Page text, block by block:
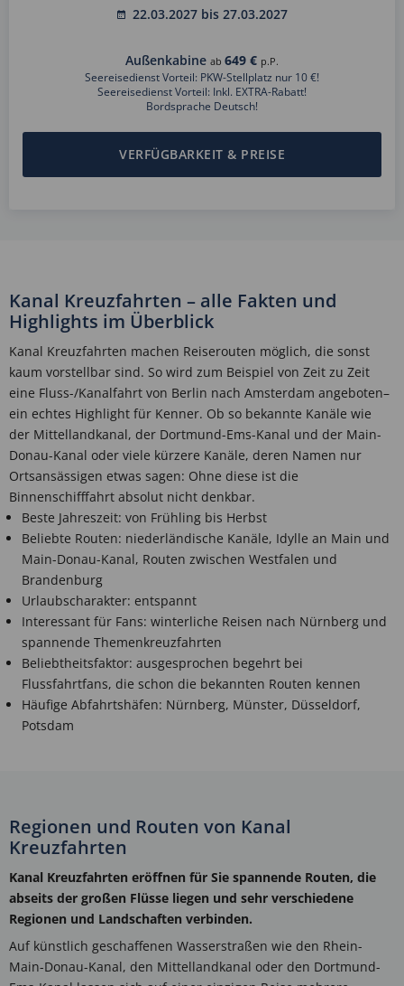
22.03.2027 bis 27.03.2027
Außenkabine ab649 € p.P.
Seereisedienst Vorteil: PKW-Stellplatz nur 10 €!
Seereisedienst Vorteil: Inkl. EXTRA-Rabatt!
Bordsprache Deutsch!
VERFÜGBARKEIT & PREISE
Kanal Kreuzfahrten – alle Fakten und
Highlights im Überblick
Kanal Kreuzfahrten machen Reiserouten möglich, die sonst
kaum vorstellbar sind. So wird zum Beispiel von Zeit zu Zeit
eine Fluss-/Kanalfahrt von Berlin nach Amsterdam angeboten–
ein echtes Highlight für Kenner. Ob so bekannte Kanäle wie
der Mittellandkanal, der Dortmund-Ems-Kanal und der Main-
Donau-Kanal oder viele kürzere Kanäle, deren Namen nur
Ortsansässigen etwas sagen: Ohne diese ist die
Binnenschifffahrt absolut nicht denkbar.
Beste Jahreszeit: von Frühling bis Herbst
Beliebte Routen: niederländische Kanäle, Idylle an Main und
Main-Donau-Kanal, Routen zwischen Westfalen und
Brandenburg
Urlaubscharakter: entspannt
Interessant für Fans: winterliche Reisen nach Nürnberg und
spannende Themenkreuzfahrten
Beliebtheitsfaktor: ausgesprochen begehrt bei
Flussfahrtfans, die schon die bekannten Routen kennen
Häufige Abfahrtshäfen: Nürnberg, Münster, Düsseldorf,
Potsdam
Regionen und Routen von Kanal
Kreuzfahrten
Kanal Kreuzfahrten eröffnen für Sie spannende Routen, die
abseits der großen Flüsse liegen und sehr verschiedene
Regionen und Landschaften verbinden.
Auf künstlich geschaffenen Wasserstraßen wie den Rhein-
Main-Donau-Kanal, den Mittellandkanal oder den Dortmund-